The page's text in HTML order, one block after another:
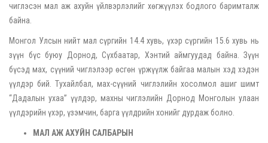
чиглэсэн мал аж ахуйн үйлвэрлэлийг хөгжүүлэх бодлого баримталж
байна.
Монгол Улсын нийт мал сүргийн 14.4 хувь, үхэр сүргийн 15.6 хувь нь
зүүн бүс буюу Дорнод, Сүхбаатар, Хэнтий аймгуудад байна. Зүүн
бүсэд мах, сүүний чиглэлээр өсгөн үржүүлж байгаа малын хэд хэдэн
үүлдэр бий. Тухайлбал, мах-сүүний чиглэлийн хосолмол ашиг шимт
“Дадалын ухаа” үүлдэр, махны чиглэлийн Дорнод Монголын улаан
үүлдэрийн үхэр, үзэмчин, барга үүлдрийн хонийг дурдаж болно.
МАЛ АЖ АХУЙН САЛБАРЫН